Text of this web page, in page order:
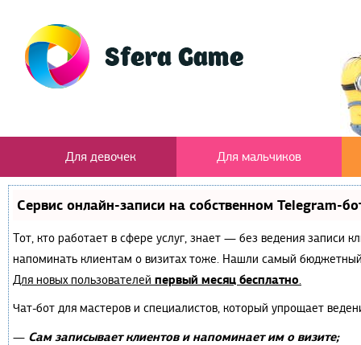
Для девочек Для мальчиков
Сервис онлайн-записи на собственном Telegram-
Тот, кто работает в сфере услуг, знает — без ведения записи
напоминать клиентам о визитах тоже. Нашли самый
Для новых пользователей первый месяц бесплатно.
Чат-бот для мастеров и специалистов, который упрощает
— Сам записывает клиентов и напоминает им о визите;